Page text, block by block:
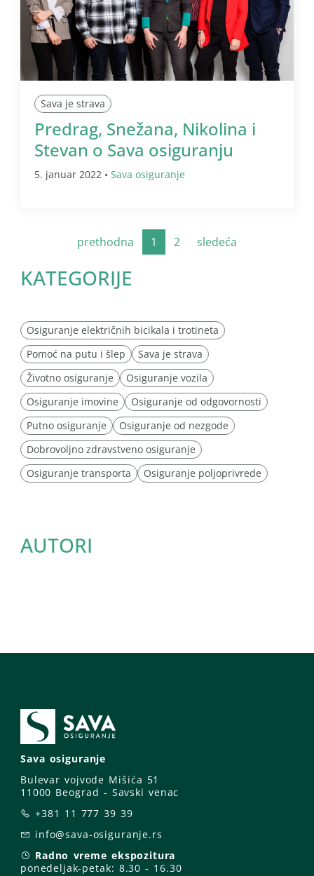
Sava je strava
Predrag, Snežana, Nikolina i
Stevan o Sava osiguranju
5. januar 2022 • Sava osiguranje
prethodna 1 2 sledeća
KATEGORIJE
Osiguranje električnih bicikala i trotineta
Pomoć na putu i šlep
Sava je strava
Životno osiguranje
Osiguranje vozila
Osiguranje imovine
Osiguranje od odgovornosti
Putno osiguranje
Osiguranje od nezgode
Dobrovoljno zdravstveno osiguranje
Osiguranje transporta
Osiguranje poljoprivrede
AUTORI
Sava osiguranje
Bulevar vojvode Mišića 51
11000 Beograd - Savski venac
+381 11 777 39 39
info@sava-osiguranje.rs
Radno vreme ekspozitura
ponedeljak-petak: 8.30 - 16.30